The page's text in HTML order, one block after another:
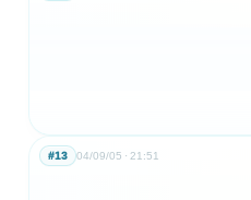
04/09/05 21:51
#13